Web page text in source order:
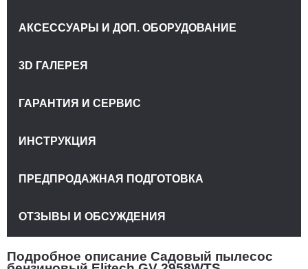
Подробное описание Садовый пылесос
АКСЕССУАРЫ И ДОП. ОБОРУДОВАНИЕ
3D ГАЛЕРЕЯ
ГАРАНТИЯ И СЕРВИС
ИНСТРУКЦИЯ
ПРЕДПРОДАЖНАЯ ПОДГОТОВКА
ОТЗЫВЫ И ОБСУЖДЕНИЯ